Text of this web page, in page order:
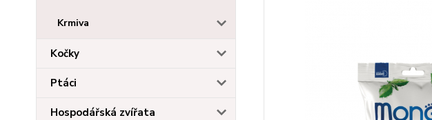
Krmiva
Kočky
Ptáci
Hospodářská zvířata